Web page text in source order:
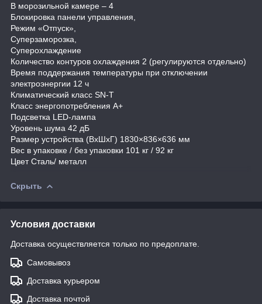
В морозильной камере – 4
Блокировка панели управления,
Режим «Отпуск»,
Суперзаморозка,
Суперохлаждение
Количество контуров охлаждения 2 (регулируются отдельно)
Время поддержания температуры при отключении
электроэнергии 12 ч
Климатический класс SN-T
Класс энергопотребления А+
Подсветка LED-лампа
Уровень шума 42 дБ
Размер устройства (ВхШхГ) 1830×836×636 мм
Вес в упаковке / без упаковки 101 кг / 92 кг
Цвет Cталь/ металл
Скрыть
Условия доставки
Доставка осуществляется только по предоплате.
Самовывоз
Доставка курьером
Доставка почтой